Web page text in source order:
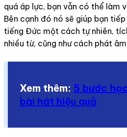
quá áp lực, bạn vẫn có thể làm
Bên cạnh đó nó sẽ giúp bạn
tiếng Đức một cách tự nhiên,
nhiều từ, cũng như cách phát
Xem thêm: 5 bước
bài hát hiệu quả